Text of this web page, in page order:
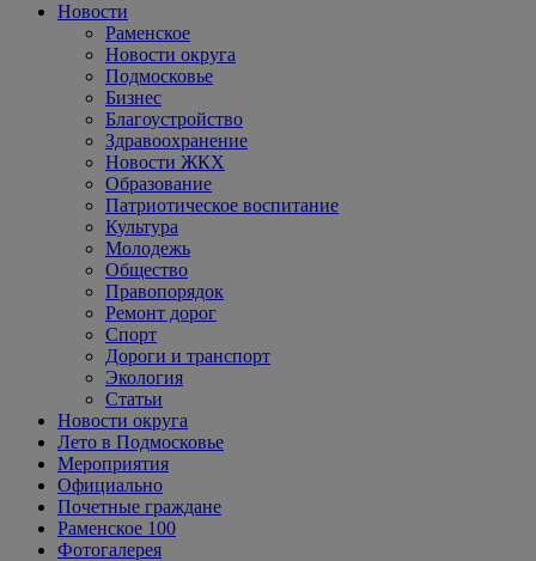
Новости
Раменское
Новости округа
Подмосковье
Бизнес
Благоустройство
Здравоохранение
Новости ЖКХ
Образование
Патриотическое воспитание
Культура
Молодежь
Общество
Правопорядок
Ремонт дорог
Спорт
Дороги и транспорт
Экология
Статьи
Новости округа
Лето в Подмосковье
Мероприятия
Официально
Почетные граждане
Раменское 100
Фотогалерея